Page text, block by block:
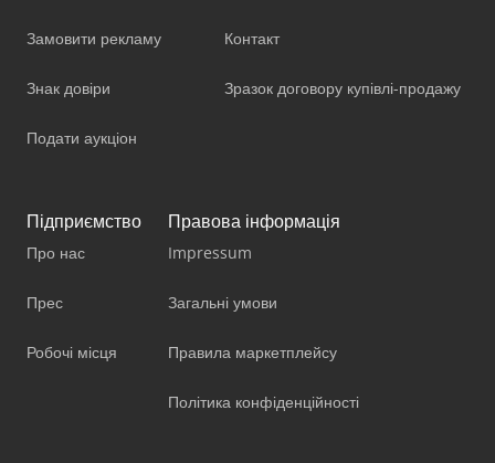
Замовити рекламу
Знак довіри
Подати аукціон
Контакт
Зразок договору купівлі-продажу
Підприємство
Про нас
Прес
Робочі місця
Правова інформація
Impressum
Загальні умови
Правила маркетплейсу
Політика конфіденційності